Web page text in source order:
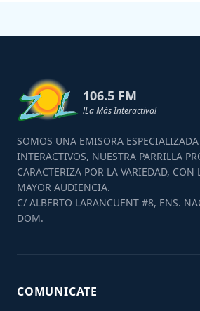
106.5 FM
!La Más Interactiva!
SOMOS UNA EMISORA
INTERACTIVOS, NUESTRA PARRILLA
CARACTERIZA POR LA VARIEDAD, CON
MAYOR AUDIENCIA.
C/ ALBERTO LARANCUENT #8, ENS.
DOM.
COMUNICATE